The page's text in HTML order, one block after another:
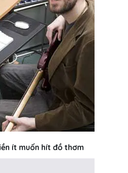
ít muốn hít đồ thơm